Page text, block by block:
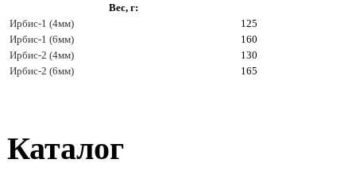
Вес, г:
Ирбис-1 (4мм)
125
Ирбис-1 (6мм)
160
Ирбис-2 (4мм)
130
Ирбис-2 (6мм)
165
Каталог